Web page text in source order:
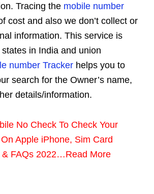
Tracing the mobile number
cost and also we don’t collect or
information. This service is
in India and union
number Tracker helps you to
search for the Owner’s name,
details/information.
No Check To Check Your
Apple iPhone, Sim Card
& FAQs 2022…Read More